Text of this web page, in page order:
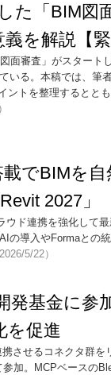
た「BIM
を解説【
面審査」がスタート
いる。本稿では、筆
ントを整理するとと
載でBIMを
2027」
ド連携を強化して
の導入やFormaとの
2026/5/22）
発基金に
を促進
させるコネクタ群
加。MCPベースの